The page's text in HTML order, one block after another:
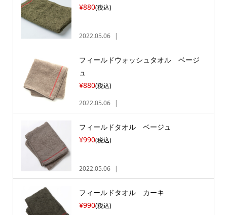
¥880(税込)
2022.05.06
フィールドウォッシュタオル ベージ
ュ
¥880(税込)
2022.05.06
フィールドタオル ベージュ
¥990(税込)
2022.05.06
フィールドタオル カーキ
¥990(税込)